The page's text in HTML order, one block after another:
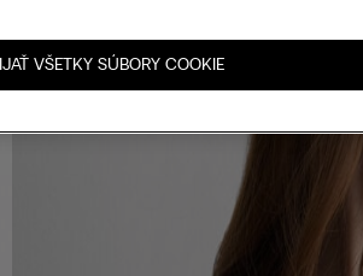
VŠETKY SÚBORY COOKIE